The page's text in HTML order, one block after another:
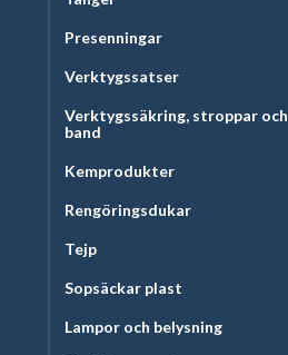
Presenningar
Verktygssatser
Verktygssäkring, stroppar och
band
Kemprodukter
Rengöringsdukar
Tejp
Sopsäckar plast
Lampor och belysning